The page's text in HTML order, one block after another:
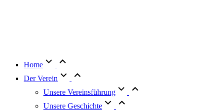
Home
Der Verein
Unsere Vereinsführung
Unsere Geschichte